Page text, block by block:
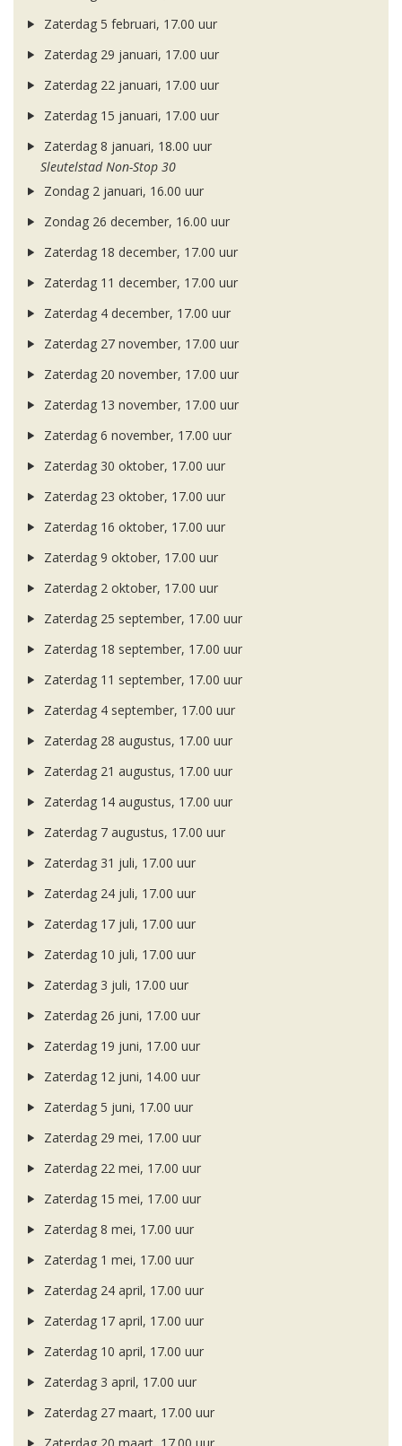
Zaterdag 5 februari, 17.00 uur
Zaterdag 29 januari, 17.00 uur
Zaterdag 22 januari, 17.00 uur
Zaterdag 15 januari, 17.00 uur
Zaterdag 8 januari, 18.00 uur
Sleutelstad Non-Stop 30
Zondag 2 januari, 16.00 uur
Zondag 26 december, 16.00 uur
Zaterdag 18 december, 17.00 uur
Zaterdag 11 december, 17.00 uur
Zaterdag 4 december, 17.00 uur
Zaterdag 27 november, 17.00 uur
Zaterdag 20 november, 17.00 uur
Zaterdag 13 november, 17.00 uur
Zaterdag 6 november, 17.00 uur
Zaterdag 30 oktober, 17.00 uur
Zaterdag 23 oktober, 17.00 uur
Zaterdag 16 oktober, 17.00 uur
Zaterdag 9 oktober, 17.00 uur
Zaterdag 2 oktober, 17.00 uur
Zaterdag 25 september, 17.00 uur
Zaterdag 18 september, 17.00 uur
Zaterdag 11 september, 17.00 uur
Zaterdag 4 september, 17.00 uur
Zaterdag 28 augustus, 17.00 uur
Zaterdag 21 augustus, 17.00 uur
Zaterdag 14 augustus, 17.00 uur
Zaterdag 7 augustus, 17.00 uur
Zaterdag 31 juli, 17.00 uur
Zaterdag 24 juli, 17.00 uur
Zaterdag 17 juli, 17.00 uur
Zaterdag 10 juli, 17.00 uur
Zaterdag 3 juli, 17.00 uur
Zaterdag 26 juni, 17.00 uur
Zaterdag 19 juni, 17.00 uur
Zaterdag 12 juni, 14.00 uur
Zaterdag 5 juni, 17.00 uur
Zaterdag 29 mei, 17.00 uur
Zaterdag 22 mei, 17.00 uur
Zaterdag 15 mei, 17.00 uur
Zaterdag 8 mei, 17.00 uur
Zaterdag 1 mei, 17.00 uur
Zaterdag 24 april, 17.00 uur
Zaterdag 17 april, 17.00 uur
Zaterdag 10 april, 17.00 uur
Zaterdag 3 april, 17.00 uur
Zaterdag 27 maart, 17.00 uur